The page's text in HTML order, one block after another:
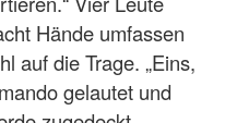
Hände umfassen
auf die Trage. „Eins,
gelautet und